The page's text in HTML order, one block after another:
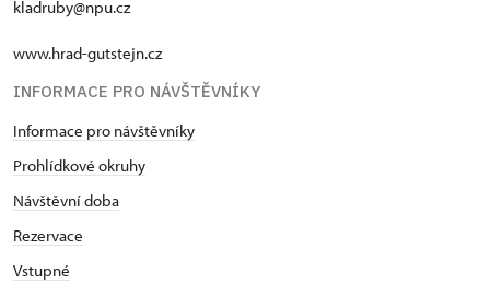
kladruby@npu.cz
www.hrad-gutstejn.cz
INFORMACE PRO NÁVŠTĚVNÍKY
Informace pro návštěvníky
Prohlídkové okruhy
Návštěvní doba
Rezervace
Vstupné